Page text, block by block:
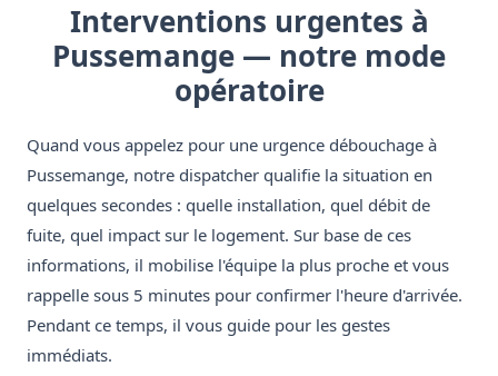
Interventions urgentes à
Pussemange — notre mode
opératoire
Quand vous appelez pour une urgence débouchage à
Pussemange, notre dispatcher qualifie la situation en
quelques secondes : quelle installation, quel débit de
fuite, quel impact sur le logement. Sur base de ces
informations, il mobilise l'équipe la plus proche et vous
rappelle sous 5 minutes pour confirmer l'heure d'arrivée.
Pendant ce temps, il vous guide pour les gestes
immédiats.